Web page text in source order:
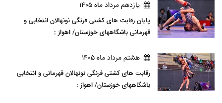
يازدهم مرداد ماه 1405
پایان رقابت های کشتی فرنگی نونهالان انتخابی و
قهرمانی باشگاههای خوزستان/ اهواز :
هشتم مرداد ماه 1405
رقابت های کشتی فرنگی نونهالان قهرمانی و انتخابی
باشگاههای خوزستان/ اهواز :